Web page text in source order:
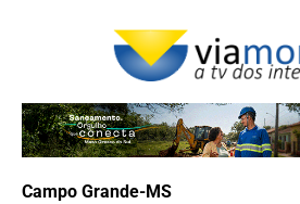
Campo Grande-MS